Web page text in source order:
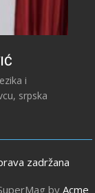
i
srpska
zadržana
by Acme